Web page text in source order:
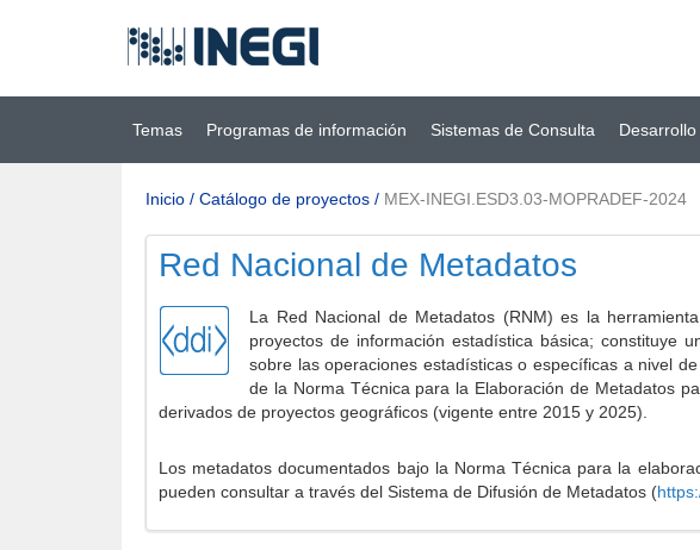
principal
(INEGI)
Temas Programas de información Sistemas de Consulta
Inicio / Catálogo de proyectos / MEX-INEGI.ESD3.03-MOPRADEF-2024
Red Nacional de Metadatos
La Red Nacional de Metadatos (RNM) es la
proyectos de información estadística básica; constituye
sobre las operaciones estadísticas o específicas a nivel
de la Norma Técnica para la Elaboración de Metadatos
derivados de proyectos geográficos (vigente entre 2015 y 2025).
Los metadatos documentados bajo la Norma Técnica para la
pueden consultar a través del Sistema de Difusión de Metadatos (